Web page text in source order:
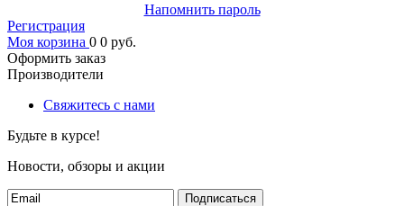
Напомнить пароль
Регистрация
Моя корзина 0 0 руб.
Оформить заказ
Производители
Свяжитесь с нами
Будьте в курсе!
Новости, обзоры и акции
Подписаться